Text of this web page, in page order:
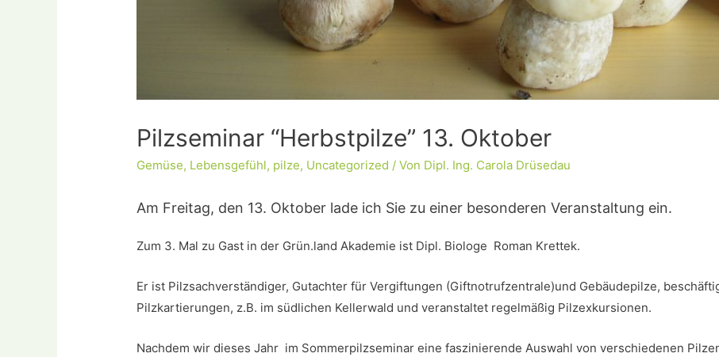
Pilzseminar “Herbstpilze” 13. Oktober
Gemüse, Lebensgefühl, pilze, Uncategorized / Von Dipl. Ing. Carola Drüsedau
Am Freitag, den 13. Oktober lade ich Sie zu einer besonderen Veranstaltung ein.
Zum 3. Mal zu Gast in der Grün.land Akademie ist Dipl. Biologe Roman Krettek.
Er ist Pilzsachverständiger, Gutachter für Vergiftungen (Giftnotrufzentrale)und Gebäudepilze,
Pilzkartierungen, z.B. im südlichen Kellerwald und veranstaltet regelmäßig Pilzexkursionen.
Nachdem wir dieses Jahr im Sommerpilzseminar eine faszinierende Auswahl von verschiedenen